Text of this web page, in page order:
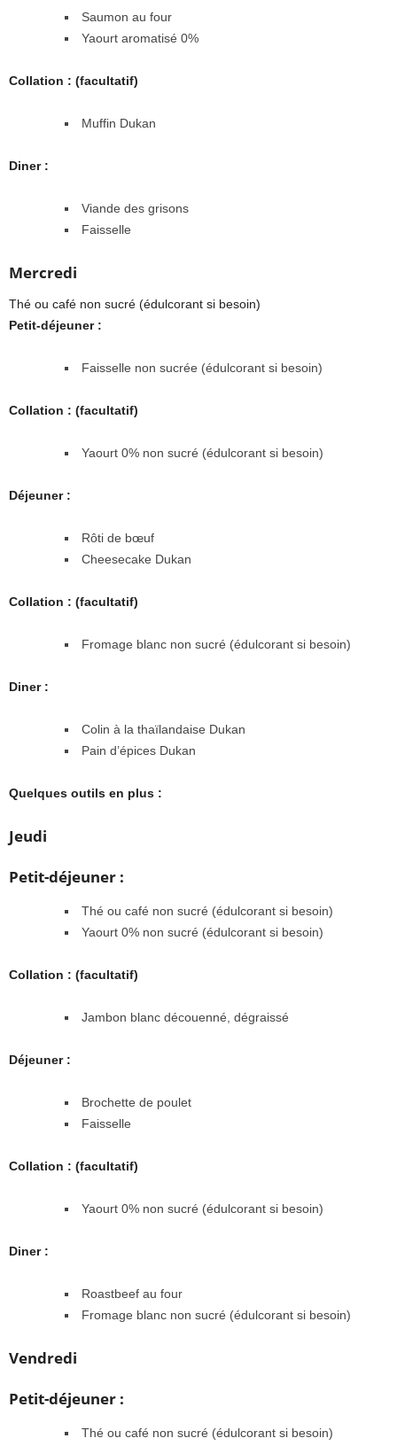
Saumon au four
Yaourt aromatisé 0%
Collation : (facultatif)
Muffin Dukan
Diner :
Viande des grisons
Faisselle
Mercredi
Thé ou café non sucré (édulcorant si besoin)
Petit-déjeuner :
Faisselle non sucrée (édulcorant si besoin)
Collation : (facultatif)
Yaourt 0% non sucré (édulcorant si besoin)
Déjeuner :
Rôti de bœuf
Cheesecake Dukan
Collation : (facultatif)
Fromage blanc non sucré (édulcorant si besoin)
Diner :
Colin à la thaïlandaise Dukan
Pain d’épices Dukan
Quelques outils en plus :
Jeudi
Petit-déjeuner :
Thé ou café non sucré (édulcorant si besoin)
Yaourt 0% non sucré (édulcorant si besoin)
Collation : (facultatif)
Jambon blanc découenné, dégraissé
Déjeuner :
Brochette de poulet
Faisselle
Collation : (facultatif)
Yaourt 0% non sucré (édulcorant si besoin)
Diner :
Roastbeef au four
Fromage blanc non sucré (édulcorant si besoin)
Vendredi
Petit-déjeuner :
Thé ou café non sucré (édulcorant si besoin)